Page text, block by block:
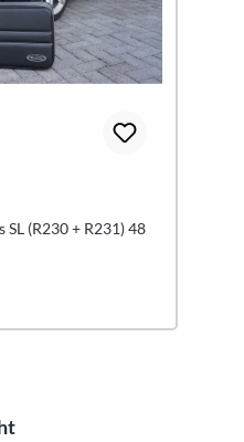
(R230 + R231) 48